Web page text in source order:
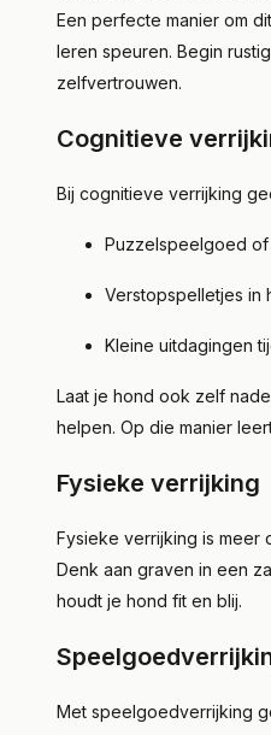
Een perfecte manier om
leren speuren. Begin
zelfvertrouwen.
Cognitieve
Bij cognitieve verrijking
Puzzelspeelgoed
Verstopspelletjes in
Kleine uitdagingen
Laat je hond ook zelf
helpen. Op die manier
Fysieke verrijking
Fysieke verrijking is meer
Denk aan graven in een
houdt je hond fit en blij.
Met speelgoedverrijking